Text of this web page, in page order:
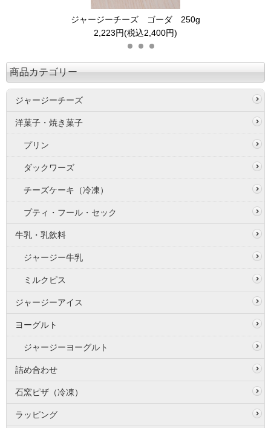
ジャージーチーズ ゴーダ 250g
2,223円(税込2,400円)
商品カテゴリー
ジャージーチーズ
洋菓子・焼き菓子
プリン
ダックワーズ
チーズケーキ（冷凍）
プティ・フール・セック
牛乳・乳飲料
ジャージー牛乳
ミルクピス
ジャージーアイス
ヨーグルト
ジャージーヨーグルト
詰め合わせ
石窯ピザ（冷凍）
ラッピング